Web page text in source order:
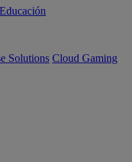
Educación
Solutions Cloud Gaming